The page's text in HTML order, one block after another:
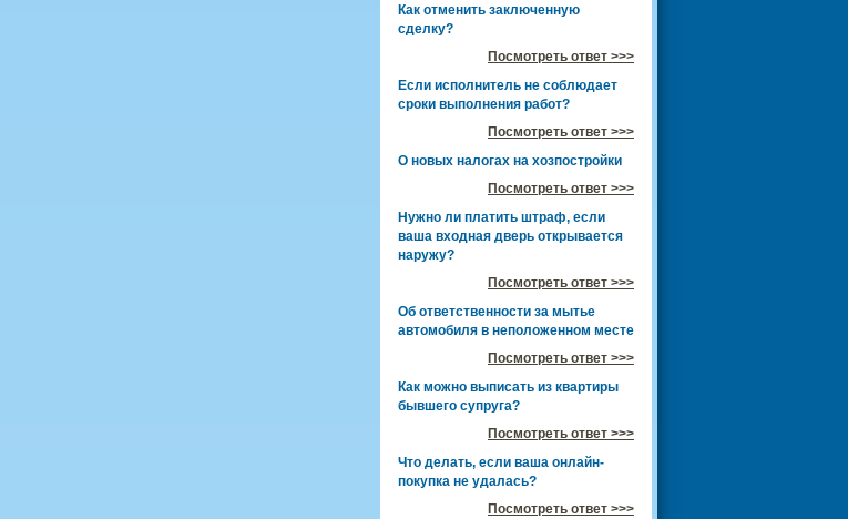
Как отменить заключенную
сделку?
Посмотреть ответ >>>
Если исполнитель не соблюдает
сроки выполнения работ?
Посмотреть ответ >>>
О новых налогах на хозпостройки
Посмотреть ответ >>>
Нужно ли платить штраф, если
ваша входная дверь открывается
наружу?
Посмотреть ответ >>>
Об ответственности за мытье
автомобиля в неположенном месте
Посмотреть ответ >>>
Как можно выписать из квартиры
бывшего супруга?
Посмотреть ответ >>>
Что делать, если ваша онлайн-
покупка не удалась?
Посмотреть ответ >>>